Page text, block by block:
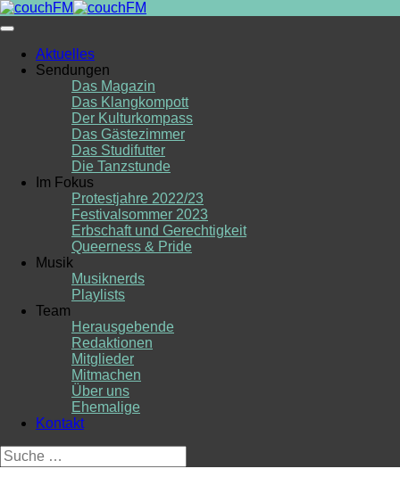
Skip
to
Aktuelles
Sendungen
Das Magazin
Das Klangkompott
Der Kulturkompass
Das Gästezimmer
Das Studifutter
Die Tanzstunde
Im Fokus
Protestjahre 2022/23
Festivalsommer 2023
Erbschaft und Gerechtigkeit
Queerness & Pride
Musik
Musiknerds
Playlists
Team
Herausgebende
Redaktionen
Mitglieder
Mitmachen
Über uns
Ehemalige
Kontakt
Suche
nach: